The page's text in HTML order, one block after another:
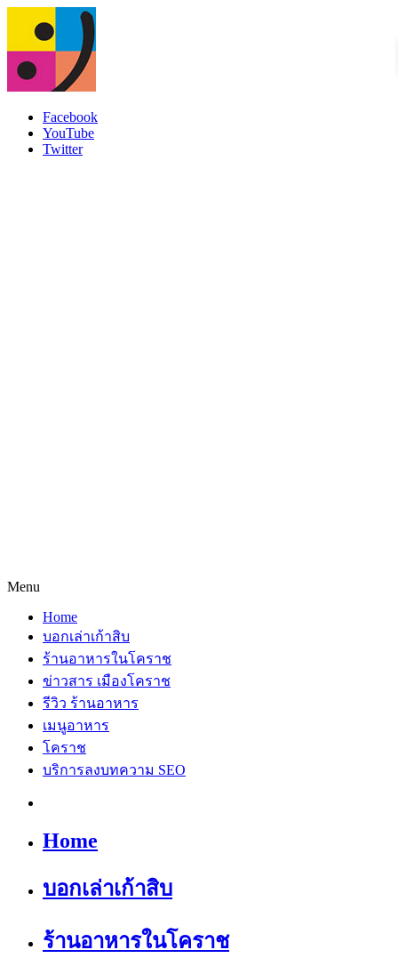
Facebook
YouTube
Twitter
Menu
Home
บอกเล่าเก้าสิบ
ร้านอาหารในโคราช
ข่าวสาร เมืองโคราช
รีวิว ร้านอาหาร
เมนูอาหาร
โคราช
บริการลงบทความ SEO
Home
บอกเล่าเก้าสิบ
ร้านอาหารในโคราช